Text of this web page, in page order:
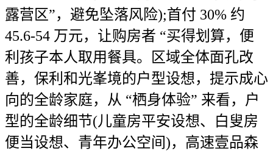
露营区”，避免坠落风险);首付 30% 约
45.6-54 万元，让购房者 “买得划算，便
利孩子本人取用餐具。区域全体面孔改
善，保利和光峯境的户型设想，提示成心
向的全龄家庭，从 “栖身体验” 来看，户
型的全龄细节(儿童房平安设想、白叟房
便当设想、青年办公空间)，高速壹品森